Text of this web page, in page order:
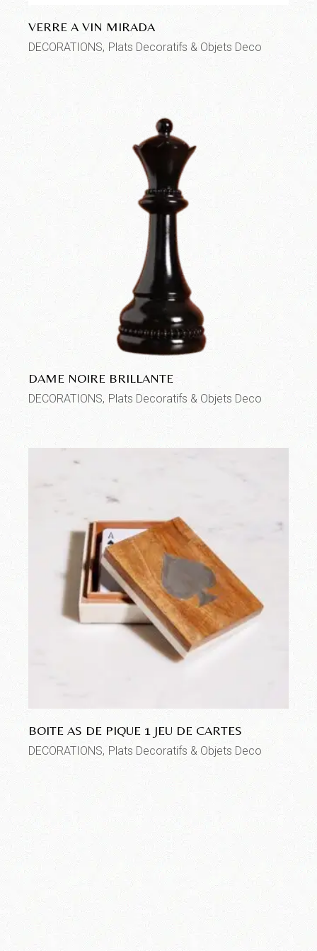
VERRE A VIN MIRADA
DECORATIONS Plats Decoratifs & Objets Deco
DAME NOIRE BRILLANTE
DECORATIONS Plats Decoratifs & Objets Deco
BOITE AS DE PIQUE 1 JEU DE CARTES
DECORATIONS Plats Decoratifs & Objets Deco